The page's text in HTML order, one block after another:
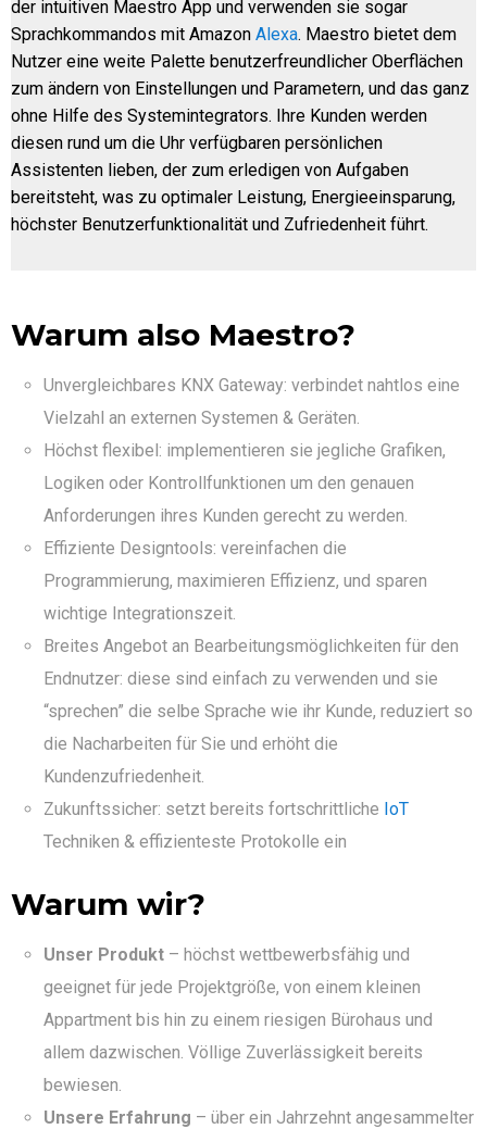
der intuitiven Maestro App und verwenden sie sogar
Sprachkommandos mit Amazon Alexa. Maestro bietet dem
Nutzer eine weite Palette benutzerfreundlicher Oberflächen
zum ändern von Einstellungen und Parametern, und das ganz
ohne Hilfe des Systemintegrators. Ihre Kunden werden
diesen rund um die Uhr verfügbaren persönlichen
Assistenten lieben, der zum erledigen von Aufgaben
bereitsteht, was zu optimaler Leistung, Energieeinsparung,
höchster Benutzerfunktionalität und Zufriedenheit führt.
Warum also Maestro?
Unvergleichbares KNX Gateway: verbindet nahtlos eine
Vielzahl an externen Systemen & Geräten.
Höchst flexibel: implementieren sie jegliche Grafiken,
Logiken oder Kontrollfunktionen um den genauen
Anforderungen ihres Kunden gerecht zu werden.
Effiziente Designtools: vereinfachen die
Programmierung, maximieren Effizienz, und sparen
wichtige Integrationszeit.
Breites Angebot an Bearbeitungsmöglichkeiten für den
Endnutzer: diese sind einfach zu verwenden und sie
“sprechen” die selbe Sprache wie ihr Kunde, reduziert so
die Nacharbeiten für Sie und erhöht die
Kundenzufriedenheit.
Zukunftssicher: setzt bereits fortschrittliche IoT
Techniken & effizienteste Protokolle ein
Warum wir?
Unser Produkt – höchst wettbewerbsfähig und
geeignet für jede Projektgröße, von einem kleinen
Appartment bis hin zu einem riesigen Bürohaus und
allem dazwischen. Völlige Zuverlässigkeit bereits
bewiesen.
Unsere Erfahrung – über ein Jahrzehnt angesammelter